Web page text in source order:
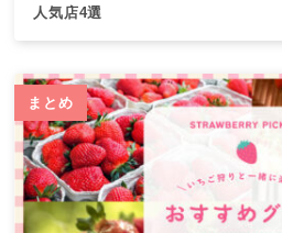
人気店4選
まとめ